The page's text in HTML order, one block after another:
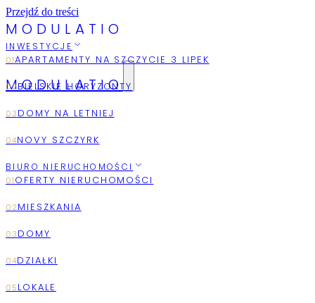
Przejdź do treści
M O D U L A T I O
INWESTYCJE
BIURO NIERUCHOMOŚCI
MODULATIO
AUGUST
2026